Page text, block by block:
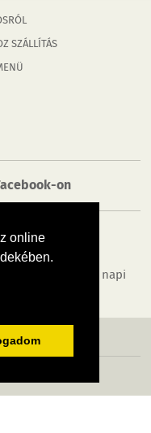
online
SZÁLLÍTÁS
on
képek, napi
RÓLUNK